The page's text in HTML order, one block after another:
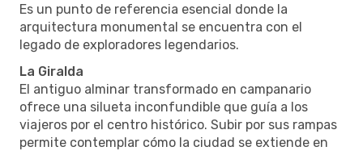
Es un punto de referencia esencial donde la
arquitectura monumental se encuentra con el
legado de exploradores legendarios.
La Giralda
El antiguo alminar transformado en campanario
ofrece una silueta inconfundible que guía a los
viajeros por el centro histórico. Subir por sus rampas
permite contemplar cómo la ciudad se extiende en